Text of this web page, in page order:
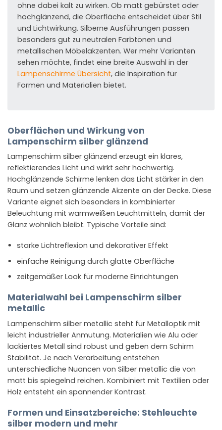
ohne dabei kalt zu wirken. Ob matt gebürstet oder
hochglänzend, die Oberfläche entscheidet über Stil
und Lichtwirkung. Silberne Ausführungen passen
besonders gut zu neutralen Farbtönen und
metallischen Möbelakzenten. Wer mehr Varianten
sehen möchte, findet eine breite Auswahl in der
Lampenschirme Übersicht, die Inspiration für
Formen und Materialien bietet.
Oberflächen und Wirkung von
Lampenschirm silber glänzend
Lampenschirm silber glänzend erzeugt ein klares,
reflektierendes Licht und wirkt sehr hochwertig.
Hochglänzende Schirme lenken das Licht stärker in den
Raum und setzen glänzende Akzente an der Decke. Diese
Variante eignet sich besonders in kombinierter
Beleuchtung mit warmweißen Leuchtmitteln, damit der
Glanz wohnlich bleibt. Typische Vorteile sind:
starke Lichtreflexion und dekorativer Effekt
einfache Reinigung durch glatte Oberfläche
zeitgemäßer Look für moderne Einrichtungen
Materialwahl bei Lampenschirm silber
metallic
Lampenschirm silber metallic steht für Metalloptik mit
leicht industrieller Anmutung. Materialien wie Alu oder
lackiertes Metall sind robust und geben dem Schirm
Stabilität. Je nach Verarbeitung entstehen
unterschiedliche Nuancen von Silber metallic die von
matt bis spiegelnd reichen. Kombiniert mit Textilien oder
Holz entsteht ein spannender Kontrast.
Formen und Einsatzbereiche: Stehleuchte
silber modern und mehr